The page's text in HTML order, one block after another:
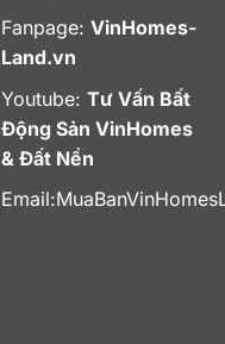
Fanpage: VinHomes-
Land.vn
Youtube: Tư Vấn Bất
Động Sản VinHomes
& Đất Nền
Email: